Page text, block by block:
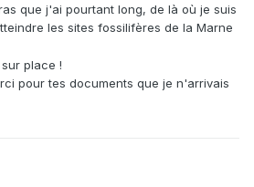
que j'ai pourtant long, de là où je suis
les sites fossilifères de la Marne
place !
pour tes documents que je n'arrivais